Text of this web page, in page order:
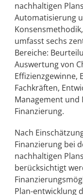
nachhaltigen
Automatisierung
umfasst sechs
Bereiche:
Auswertung von
Effizienzgewinne,
Fachkräften,
Management
Finanzierung.
Nach
Finanzierung bei
nachhaltigen
berücksichtigt
Plan-entwicklung